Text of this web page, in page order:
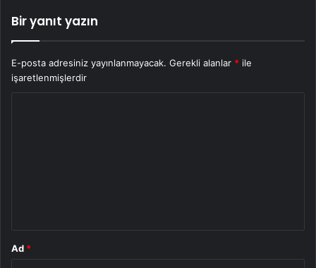
Bir yanıt yazın
E-posta adresiniz yayınlanmayacak. Gerekli alanlar * ile
işaretlenmişlerdir
Ad *